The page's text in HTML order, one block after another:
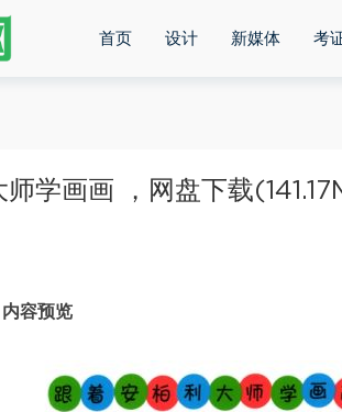
首页 设计 新媒体 考
学画画 ，网盘下载
容预览